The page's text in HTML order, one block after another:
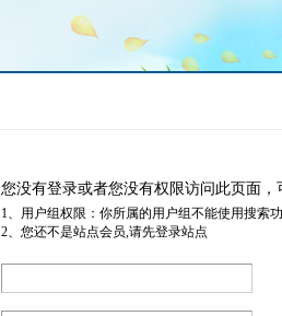
您没有登录或者您没有权限访问此页面
1、用户组权限：你所属的用户组不能使用搜索
2、您还不是站点会员,请先登录站点